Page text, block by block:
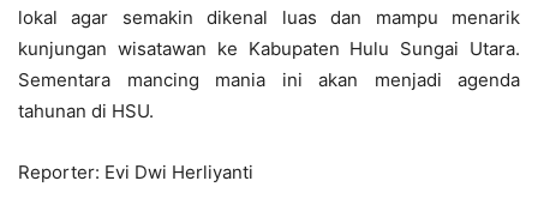
lokal agar semakin dikenal luas dan mampu menarik
kunjungan wisatawan ke Kabupaten Hulu Sungai Utara.
Sementara mancing mania ini akan menjadi agenda
tahunan di HSU.
Reporter: Evi Dwi Herliyanti